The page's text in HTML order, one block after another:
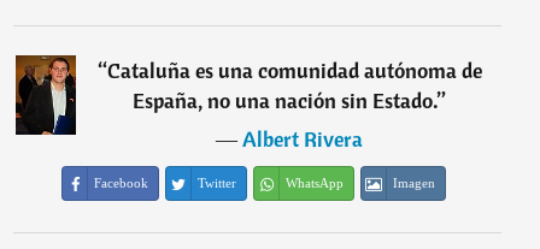
“Cataluña es una comunidad autónoma de
España, no una nación sin Estado.”
―Albert Rivera
Facebook Twitter WhatsApp Imagen